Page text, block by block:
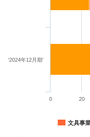
文具事
'2024年12月期'
0 20